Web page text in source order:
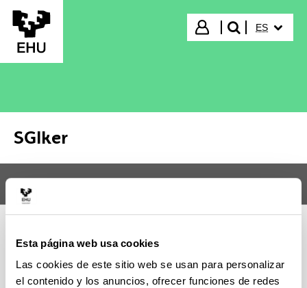
Esta página web usa cookies
Las cookies de este sitio web se usan para personalizar
el contenido y los anuncios, ofrecer funciones de redes
Saltar al contenido principal
Iniciar sesión
buscar"
ES
SGIker
Menú
DOCUMENTACIÓN